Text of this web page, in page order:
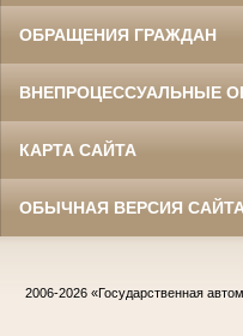
ОБРАЩЕНИЯ ГРАЖДАН
ВНЕПРОЦЕССУАЛЬНЫЕ
КАРТА САЙТА
ОБЫЧНАЯ ВЕРСИЯ
2006-2026 «Государственная